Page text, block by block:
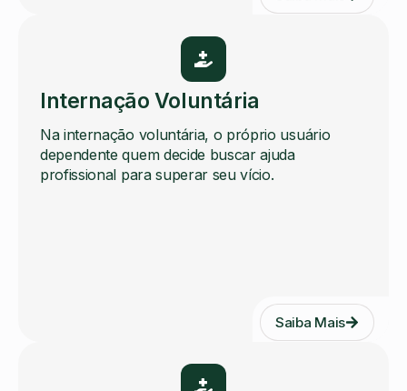
Internação Voluntária
Na internação voluntária, o próprio usuário
dependente quem decide buscar ajuda
profissional para superar seu vício.
Saiba Mais